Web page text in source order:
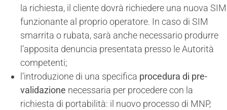
la richiesta, il cliente dovrà richiedere una nuova SIM
funzionante al proprio operatore. In caso di SIM
smarrita o rubata, sarà anche necessario produrre
l’apposita denuncia presentata presso le Autorità
competenti;
l’introduzione di una specifica procedura di pre-
validazione necessaria per procedere con la
richiesta di portabilità: il nuovo processo di MNP,